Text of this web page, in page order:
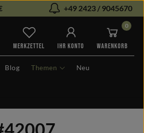
+49 2423 / 9045670
Du hast 0 Produkte auf dem
MERKZETTEL IHR KONTO
0
WARENKORB
Blog Themen
Neu